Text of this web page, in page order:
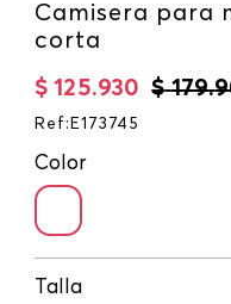
Camisera para
corta
$ 179.
$ 125.930
Ref : E173745
Color
Talla